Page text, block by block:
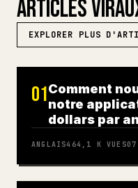
ARTICLES
EXPLORER PLUS
01Comment
notre
dollars par
ANGLAIS464,1 K VUES